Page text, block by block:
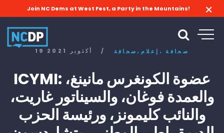
Join NC Dems at West Fest, a Party in the Mountains!
19 أكتوبر 2021 / صحافة، إعلام، صحافة
ICYMI: عضوة الكونغرس مانينغ،
والعمدة فوغان، والسيناتور غاريت،
والنائب كليمونز، ورئيسة الحزب